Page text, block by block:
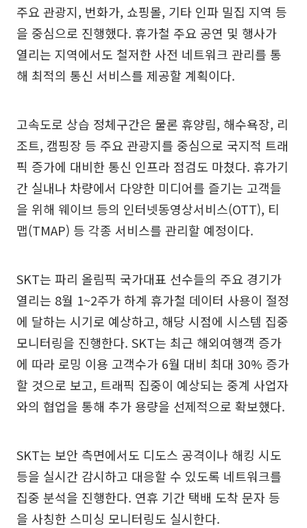
주요 관광지, 번화가, 쇼핑몰, 기타 인파 밀집 지역 등
을 중심으로 진행했다. 휴가철 주요 공연 및 행사가
열리는 지역에서도 철저한 사전 네트워크 관리를 통
해 최적의 통신 서비스를 제공할 계획이다.
고속도로 상습 정체구간은 물론 휴양림, 해수욕장, 리
조트, 캠핑장 등 주요 관광지를 중심으로 국지적 트래
픽 증가에 대비한 통신 인프라 점검도 마쳤다. 휴가기
간 실내나 차량에서 다양한 미디어를 즐기는 고객들
을 위해 웨이브 등의 인터넷동영상서비스(OTT), 티
맵(TMAP) 등 각종 서비스를 관리할 예정이다.
SKT는 파리 올림픽 국가대표 선수들의 주요 경기가
열리는 8월 1~2주가 하계 휴가철 데이터 사용이 절정
에 달하는 시기로 예상하고, 해당 시점에 시스템 집중
모니터링을 진행한다. SKT는 최근 해외여행객 증가
에 따라 로밍 이용 고객수가 6월 대비 최대 30% 증가
할 것으로 보고, 트래픽 집중이 예상되는 중계 사업자
와의 협업을 통해 추가 용량을 선제적으로 확보했다.
SKT는 보안 측면에서도 디도스 공격이나 해킹 시도
등을 실시간 감시하고 대응할 수 있도록 네트워크를
집중 분석을 진행한다. 연휴 기간 택배 도착 문자 등
을 사칭한 스미싱 모니터링도 실시한다.